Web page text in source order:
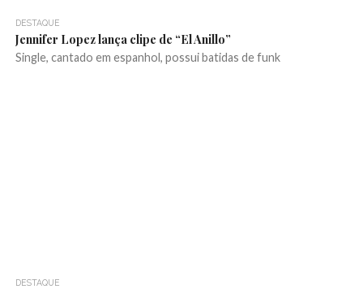
DESTAQUE
Jennifer Lopez lança clipe de “El Anillo”
Single, cantado em espanhol, possui batidas de funk
DESTAQUE